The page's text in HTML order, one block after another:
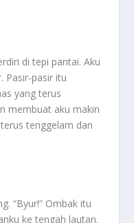
di tepi pantai. Aku
Pasir-pasir itu
yang terus
membuat aku makin
tenggelam dan
“Byur!” Ombak itu
ke tengah lautan.